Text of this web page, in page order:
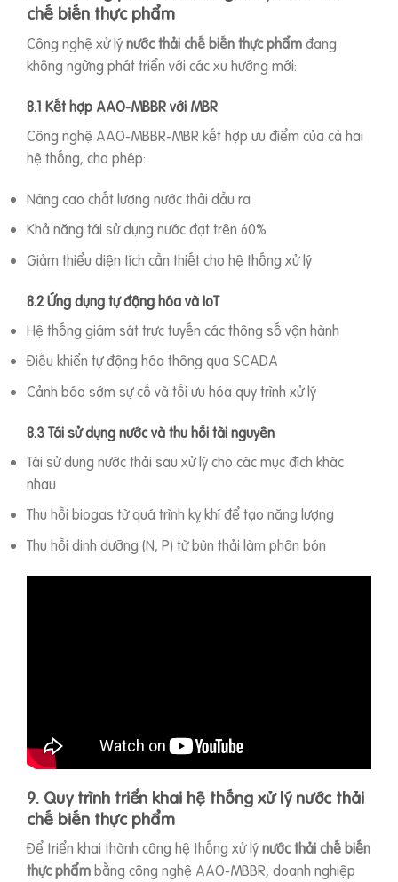
chế biến thực phẩm
Công nghệ xử lýnước thải chế biến thực phẩmđang
không ngừng phát triển với các xu hướng mới:
8.1 Kết hợp AAO-MBBR với MBR
Công nghệ AAO-MBBR-MBR kết hợp ưu điểm của cả hai
hệ thống, cho phép:
Nâng cao chất lượng nước thải đầu ra
Khả năng tái sử dụng nước đạt trên 60%
Giảm thiểu diện tích cần thiết cho hệ thống xử lý
8.2 Ứng dụng tự động hóa và IoT
Hệ thống giám sát trực tuyến các thông số vận hành
Điều khiển tự động hóa thông qua SCADA
Cảnh báo sớm sự cố và tối ưu hóa quy trình xử lý
8.3 Tái sử dụng nước và thu hồi tài nguyên
Tái sử dụng nước thải sau xử lý cho các mục đích khác
nhau
Thu hồi biogas từ quá trình kỵ khí để tạo năng lượng
Thu hồi dinh dưỡng (N, P) từ bùn thải làm phân bón
9. Quy trình triển khai hệ thống xử lý nước thải
chế biến thực phẩm
Để triển khai thành công hệ thống xử lýnước thải chế biến
thực phẩmbằng công nghệ AAO-MBBR, doanh nghiệp